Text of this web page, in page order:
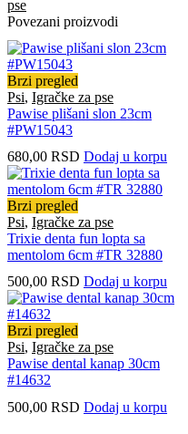
pse
Povezani proizvodi
Brzi pregled
Psi, Igračke za pse
Pawise plišani slon 23cm
#PW15043
680,00 RSD Dodaj u korpu
Brzi pregled
Psi, Igračke za pse
Trixie denta fun lopta sa
mentolom 6cm #TR 32880
500,00 RSD Dodaj u korpu
Brzi pregled
Psi, Igračke za pse
Pawise dental kanap 30cm
#14632
500,00 RSD Dodaj u korpu